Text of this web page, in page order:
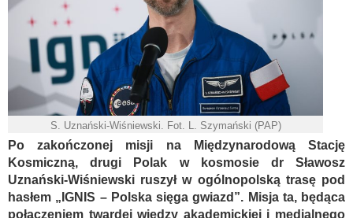
S. Uznański-Wiśniewski. Fot. L. Szymański (PAP)
Po zakończonej misji na Międzynarodową Stację
Kosmiczną, drugi Polak w kosmosie dr Sławosz
Uznański-Wiśniewski ruszył w ogólnopolską trasę pod
hasłem „IGNIS – Polska sięga gwiazd”. Misja ta, będąca
połączeniem twardej wiedzy akademickiej i medialnego